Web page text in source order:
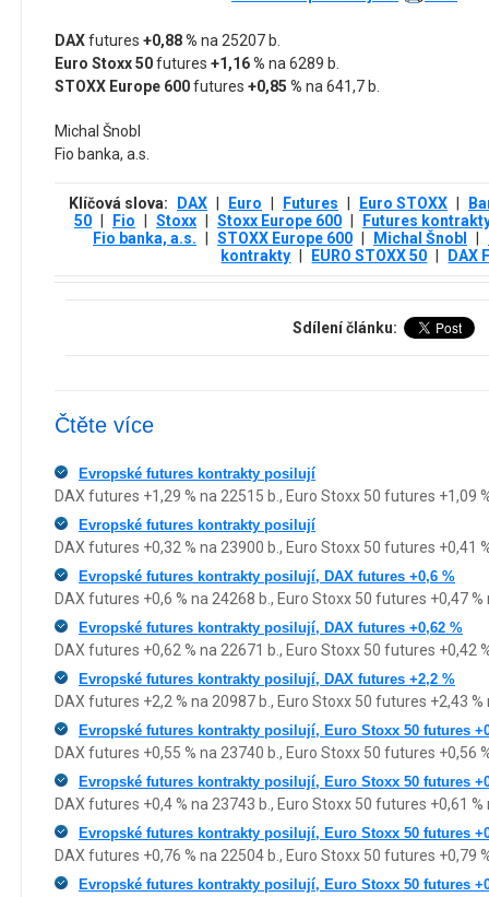
DAXfutures +0,88 % na 25207 b.
Euro Stoxx 50futures +1,16 % na 6289 b.
STOXX Europe 600futures +0,85 % na 641,7 b.
Michal Šnobl
Fio banka, a.s.
Klíčová slova: DAX Euro Futures Euro STOXX
50
Fio Stoxx Stoxx Europe 600
Futures
Fio banka, a.s.
STOXX Europe 600 Michal Šnobl
kontrakty
EURO STOXX 50 DAX
Sdílení článku:
Čtěte více
Evropské futures kontrakty posilují
DAX futures +1,29 % na 22515 b., Euro Stoxx 50 futures +1,09
Evropské futures kontrakty posilují
DAX futures +0,32 % na 23900 b., Euro Stoxx 50 futures +0,41
Evropské futures kontrakty posilují, DAX futures +0,6 %
DAX futures +0,6 % na 24268 b., Euro Stoxx 50 futures +0,47 %
Evropské futures kontrakty posilují, DAX futures +0,62 %
DAX futures +0,62 % na 22671 b., Euro Stoxx 50 futures +0,42
Evropské futures kontrakty posilují, DAX futures +2,2 %
DAX futures +2,2 % na 20987 b., Euro Stoxx 50 futures +2,43 %
Evropské futures kontrakty posilují, Euro Stoxx 50 futures
DAX futures +0,55 % na 23740 b., Euro Stoxx 50 futures +0,56
Evropské futures kontrakty posilují, Euro Stoxx 50 futures
DAX futures +0,4 % na 23743 b., Euro Stoxx 50 futures +0,61 %
Evropské futures kontrakty posilují, Euro Stoxx 50 futures
DAX futures +0,76 % na 22504 b., Euro Stoxx 50 futures +0,79
Evropské futures kontrakty posilují, Euro Stoxx 50 futures